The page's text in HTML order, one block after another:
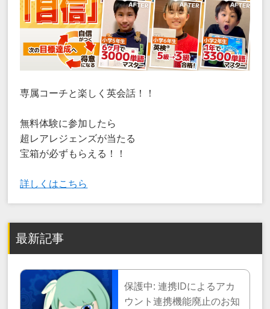
専属コーチと楽しく英会話！！
無料体験に参加したら
超レアレジェンズが当たる
宝箱が必ずもらえる！！
詳しくはこちら
最新記事
保護中: 連携IDによるアカ
ウント連携機能廃止のお知